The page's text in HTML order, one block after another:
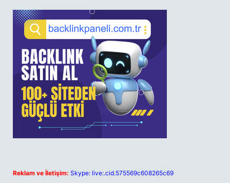
Reklam ve İletişim: Skype: live:.cid.575569c608265c69